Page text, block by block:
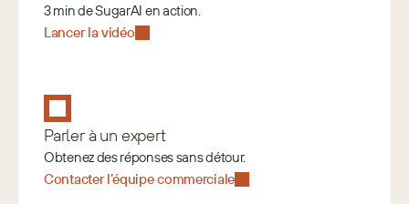
3 min de SugarAI en action.
Lancer la vidéo
Parler à un expert
Obtenez des réponses sans détour.
Contacter l’équipe commerciale